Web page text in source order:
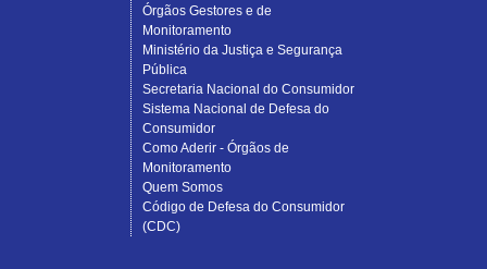
Órgãos Gestores e de
Monitoramento
Ministério da Justiça e Segurança
Pública
Secretaria Nacional do Consumidor
Sistema Nacional de Defesa do
Consumidor
Como Aderir - Órgãos de
Monitoramento
Quem Somos
Código de Defesa do Consumidor
(CDC)